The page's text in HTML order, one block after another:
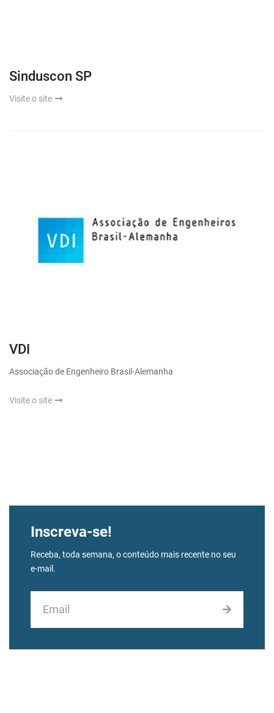
Sinduscon SP
Visite o site
VDI
Associação de Engenheiro Brasil-Alemanha
Visite o site
Inscreva-se!
Receba, toda semana, o conteúdo mais recente no seu
e-mail.